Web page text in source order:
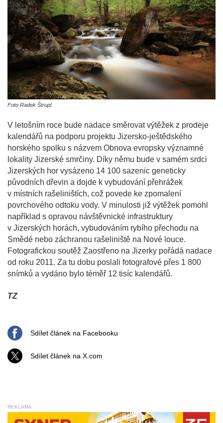
Foto Radek Štrupl
V letošním roce bude nadace směrovat výtěžek z prodeje
kalendářů na podporu projektu Jizersko-ještědského
horského spolku s názvem Obnova evropsky významné
lokality Jizerské smrčiny. Díky němu bude v samém srdci
Jizerských hor vysázeno 14 100 sazenic geneticky
původních dřevin a dojde k vybudování přehrážek
v místních rašeliništích, což povede ke zpomalení
povrchového odtoku vody. V minulosti již výtěžek pomohl
například s opravou návštěvnické infrastruktury
v Jizerských horách, vybudováním rybího přechodu na
Smědé nebo záchranou rašeliniště na Nové louce.
Fotografickou soutěž Zaostřeno na Jizerky pořádá nadace
od roku 2011. Za tu dobu poslali fotografové přes 1 800
snímků a vydáno bylo téměř 12 tisíc kalendářů.
TZ
Sdílet článek na Facebooku
Sdílet článek na X.com
REKLAMA